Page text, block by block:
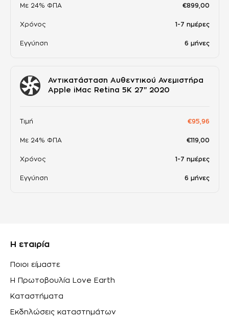
Με 24% ΦΠΑ €899,00
Χρόνος 1-7 ημέρες
Εγγύηση 6 μήνες
Αντικατάσταση Αυθεντικού Ανεμιστήρα
Apple iMac Retina 5K 27" 2020
Τιμή €95,96
Με 24% ΦΠΑ €119,00
Χρόνος 1-7 ημέρες
Εγγύηση 6 μήνες
Η εταιρία
Ποιοι είμαστε
Η Πρωτοβουλία Love Earth
Καταστήματα
Εκδηλώσεις καταστημάτων